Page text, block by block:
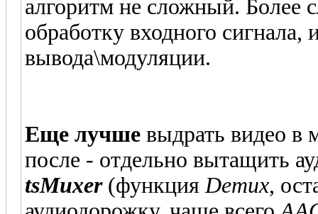
алгоритм не сложный. Более
обработку входного
вывода\модуляции.
Еще лучше выдрать видео в
после - отдельно вытащить
tsMuxer (функция Demux,